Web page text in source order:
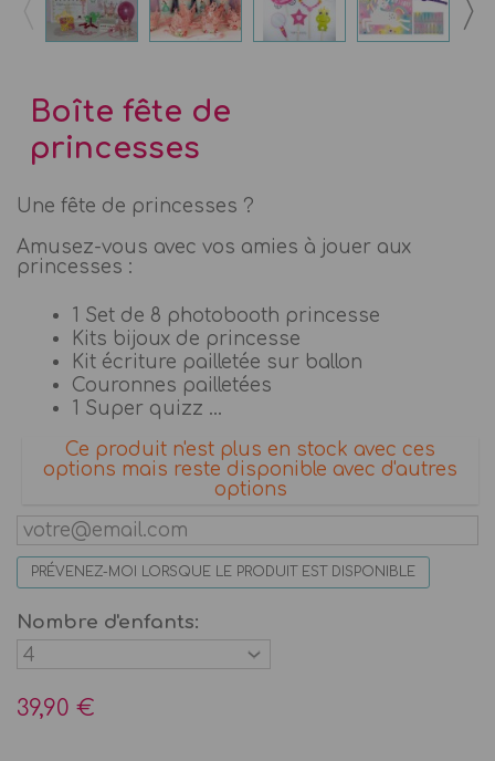
Boîte fête de
princesses
Une fête de princesses ?
Amusez-vous avec vos amies à jouer aux
princesses :
1 Set de 8 photobooth princesse
Kits bijoux de princesse
Kit écriture pailletée sur ballon
Couronnes pailletées
1 Super quizz ...
Ce produit n'est plus en stock avec ces
options mais reste disponible avec d'autres
options
PRÉVENEZ-MOI LORSQUE LE PRODUIT EST DISPONIBLE
Nombre d'enfants:
39,90 €